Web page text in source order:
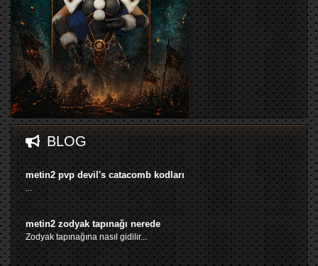
BLOG
metin2 pvp devil's catacomb kodları
...
metin2 zodyak tapınağı nerede
Zodyak tapınağına nasıl gidilir...